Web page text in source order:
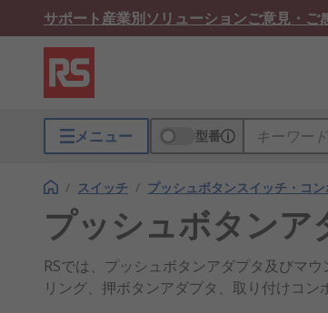
サポート産業別ソリューションご意見・ご
メニュー 型番
/ スイッチ / プッシュボタンスイッチ・コン
プッシュボタンア
RSでは、プッシュボタンアダプタ及びマ
リング、押ボタンアダプタ、取り付けコン